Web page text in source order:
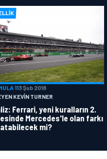
113 Şub 2018
KEVIN TURNER
Ferrari, yeni kuralların 2.
Mercedes'le olan farkı
mi?